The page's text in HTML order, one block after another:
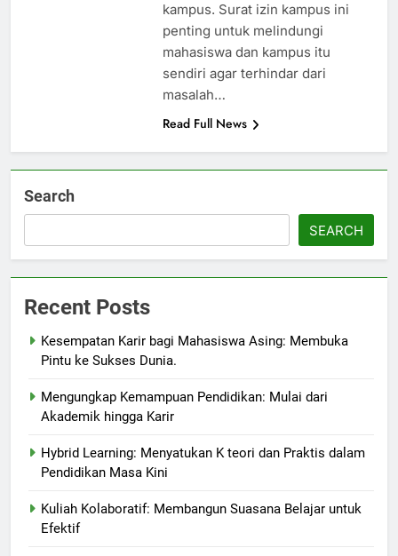
kampus. Surat izin kampus ini
penting untuk melindungi
mahasiswa dan kampus itu
sendiri agar terhindar dari
masalah…
Read Full News
Search
SEARCH
Recent Posts
Kesempatan Karir bagi Mahasiswa Asing: Membuka
Pintu ke Sukses Dunia.
Mengungkap Kemampuan Pendidikan: Mulai dari
Akademik hingga Karir
Hybrid Learning: Menyatukan K teori dan Praktis dalam
Pendidikan Masa Kini
Kuliah Kolaboratif: Membangun Suasana Belajar untuk
Efektif